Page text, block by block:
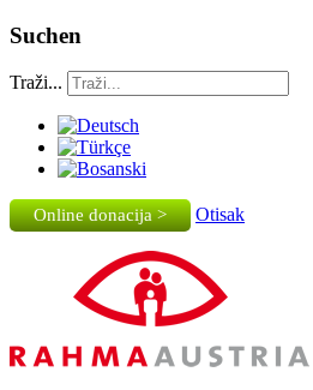
Suchen
Traži...
Online donacija > Otisak